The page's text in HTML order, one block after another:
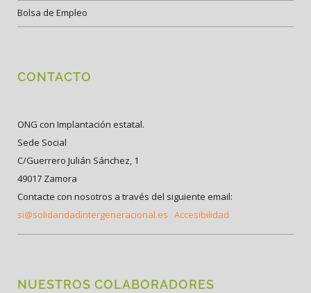
Bolsa de Empleo
CONTACTO
ONG con Implantación estatal.
Sede Social
C/Guerrero Julián Sánchez, 1
49017 Zamora
Contacte con nosotros a través del siguiente email:
si@solidaridadintergeneracional.es Accesibilidad
NUESTROS COLABORADORES